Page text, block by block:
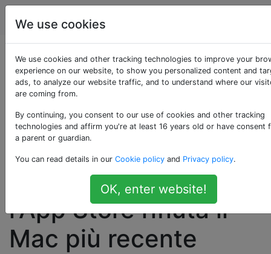
Apple
Come scaricare la
vecchia versione di
Mac OS X che
possiedo e gli elenchi
dell'App Store, ma
l'App Store rifiuta il
Mac più recente
We use cookies
We use cookies and other tracking technologies to improve your
experience on our website, to show you personalized content and
ads, to analyze our website traffic, and to understand where our
are coming from.
By continuing, you consent to our use of cookies and other tracking
technologies and affirm you're at least 16 years old or have consent
a parent or guardian.
You can read details in our Cookie policy and Privacy policy.
OK, enter website!